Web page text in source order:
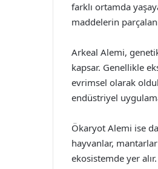
farklı ortamda
maddelerin
Arkeal Alemi,
kapsar. Genellikle
evrimsel olarak
endüstriyel
Ökaryot Alemi ise
hayvanlar,
ekosistemde yer